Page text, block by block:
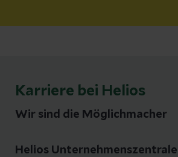
Karriere bei Helios
Wir sind die Möglichmacher
Helios Unternehmenszentrale